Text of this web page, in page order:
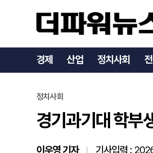
경제 산업 정치사회
경
정치사회
경기과기대 학부
이우영 기자 기사입력 :